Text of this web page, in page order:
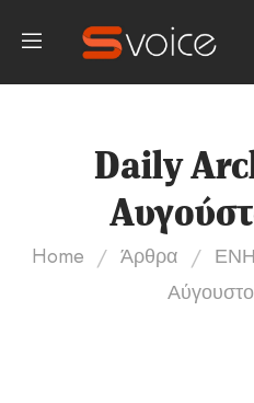
Daily
Home / Άρθρα /